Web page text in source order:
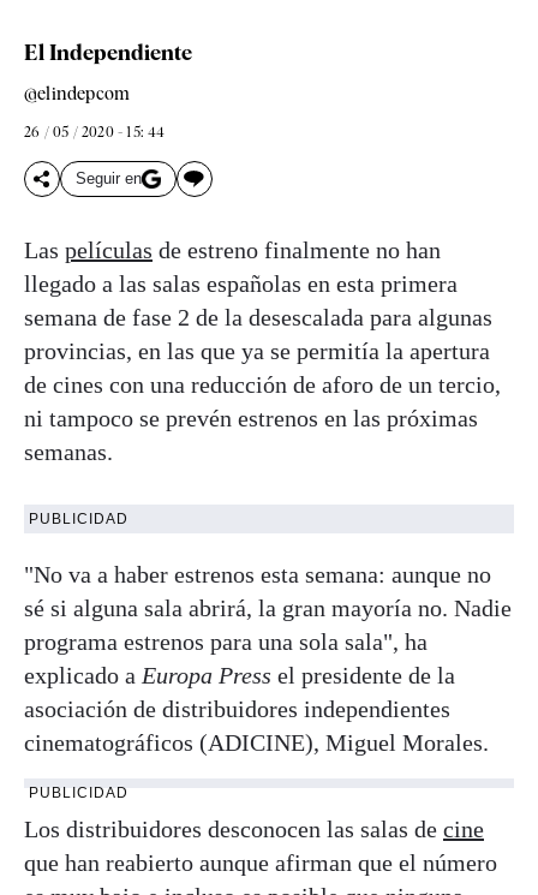
El Independiente
@elindepcom
26 / 05 / 2020 - 15: 44
Seguir en
Las películas de estreno finalmente no han
llegado a las salas españolas en esta primera
semana de fase 2 de la desescalada para algunas
provincias, en las que ya se permitía la apertura
de cines con una reducción de aforo de un tercio,
ni tampoco se prevén estrenos en las próximas
semanas.
PUBLICIDAD
"No va a haber estrenos esta semana: aunque no
sé si alguna sala abrirá, la gran mayoría no. Nadie
programa estrenos para una sola sala", ha
explicado a Europa Press el presidente de la
asociación de distribuidores independientes
cinematográficos (ADICINE), Miguel Morales.
PUBLICIDAD
Los distribuidores desconocen las salas de cine
que han reabierto aunque afirman que el número